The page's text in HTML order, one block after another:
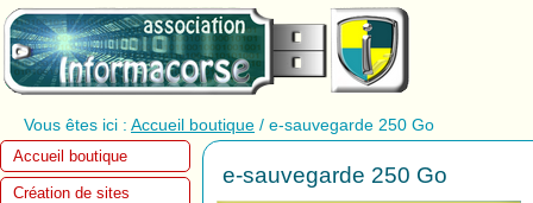
Vous êtes ici : Accueil boutique / e-sauvegarde 250 Go
Accueil boutique
Création de sites
e-sauvegarde 250 Go